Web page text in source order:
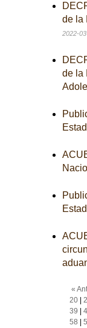
de la
2022-
de la
«
20|
39
58